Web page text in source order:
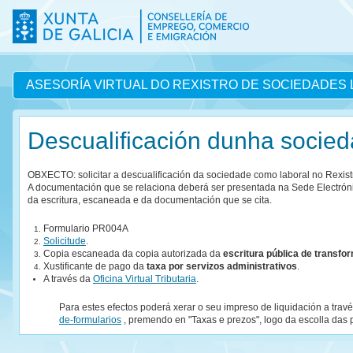
ASESORÍA VIRTUAL DO REXISTRO DE SOCIEDADES
Descualificación dunha
OBXECTO: solicitar a descualificación da sociedade como laboral no
A documentación que se relaciona deberá ser presentada na Sede
da escritura, escaneada e da documentación que se cita.
Formulario PR004A
Solicitude.
Copia escaneada da copia autorizada da escritura pública de
Xustificante de pago da taxa por servizos administrativos.
A través da Oficina Virtual Tributaria.
Para estes efectos poderá xerar o seu impreso de liquidación a
de-formularios , premendo en "Taxas e prezos", logo da escolla das